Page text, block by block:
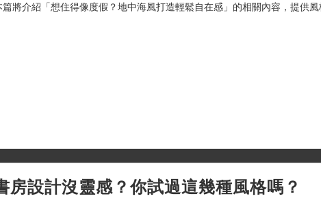
篇將介紹「想住得像度假？地中海風打造輕鬆自在感」的相關內容，提供風
房設計沒靈感？你試過這幾種風格嗎？